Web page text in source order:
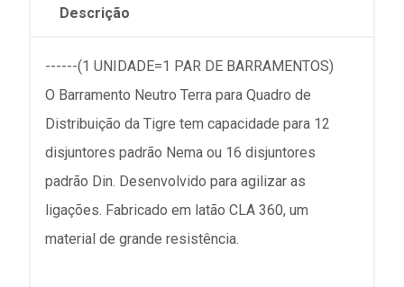
Descrição
------(1 UNIDADE=1 PAR DE BARRAMENTOS)
O Barramento Neutro Terra para Quadro de
Distribuição da Tigre tem capacidade para 12
disjuntores padrão Nema ou 16 disjuntores
padrão Din. Desenvolvido para agilizar as
ligações. Fabricado em latão CLA 360, um
material de grande resistência.